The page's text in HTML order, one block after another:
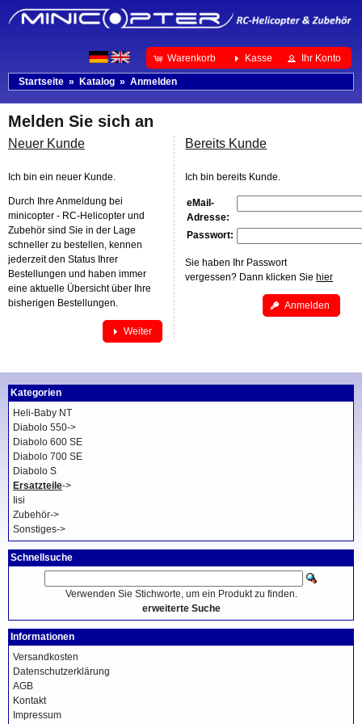
Warenkorb Kasse Ihr Konto
Startseite » Katalog » Anmelden
Melden Sie sich an
Neuer Kunde
Ich bin ein neuer Kunde.
Durch Ihre Anmeldung bei
minicopter - RC-Helicopter und
Zubehör sind Sie in der Lage
schneller zu bestellen, kennen
jederzeit den Status Ihrer
Bestellungen und haben immer
eine aktuelle Übersicht über Ihre
bisherigen Bestellungen.
Weiter
Bereits Kunde
Ich bin bereits Kunde.
eMail-
Adresse:
Passwort:
Sie haben Ihr Passwort
vergessen? Dann klicken Sie hier
Anmelden
Kategorien
Heli-Baby NT
Diabolo 550->
Diabolo 600 SE
Diabolo 700 SE
Diabolo S
Ersatzteile->
Iisi
Zubehör->
Sonstiges->
Schnellsuche
Verwenden Sie Stichworte, um ein Produkt zu finden.
erweiterte Suche
Informationen
Versandkosten
Datenschutzerklärung
AGB
Kontakt
Impressum